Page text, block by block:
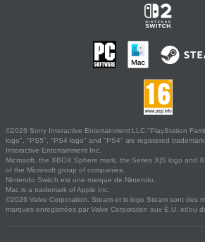
©2026 Sony Interactive Entertainment LLC."PlayStation
logo", "PS5", "PS4 logo" and "PS4" are registered
Interactive Entertainment Inc.
Microsoft, the XBOX Sphere mark, the Series X|S logo and
of the Microsoft group of companies.
Nintendo Switch est une marque de Nintendo.
Mac is a trademark of Apple Inc.
©2026 Valve Corporation. Steam et le logo Steam sont des
marques enregistrées par Valve Corporation aux É.U. et/ou